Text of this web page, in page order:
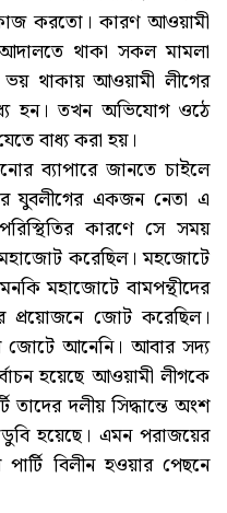
করতো। কারণ আওয়ামী
থাকা সকল মামলা
থাকায় আওয়ামী লীগের
হন। তখন অভিযোগ ওঠে
বাধ্য করা হয়।
ব্যাপারে জানতে চাইলে
যুবলীগের একজন নেতা এ
কারণে সে সময়
মহাজোট করেছিল। মহজোটে
মহাজোটে বামপন্থীদের
জোট করেছিল।
আনেনি। আবার সদ্য
হয়েছে আওয়ামী লীগকে
তাদের দলীয় সিদ্ধান্তে অংশ
হয়েছে। এমন পরাজয়ের
বিলীন হওয়ার পেছনে